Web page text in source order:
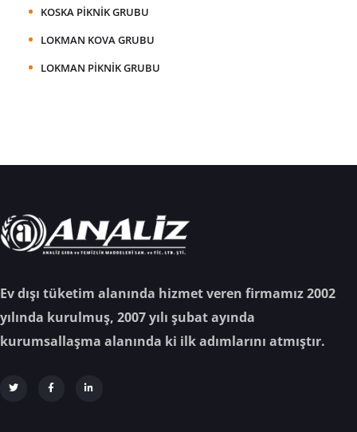
KOSKA PIKNIK GRUBU
LOKMAN KOVA GRUBU
LOKMAN PIKNIK GRUBU
Ev dışı tüketim alanında hizmet veren firmamız 2002
yılında kurulmuş, 2007 yılı şubat ayında
kurumsallaşma alanında ki ilk adımlarını atmıştır.